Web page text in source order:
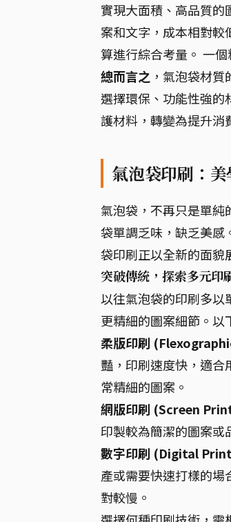
實現大面積、高品質
案和文字，成本相對
算進行綜合考量。 一
總而言之 ，氣泡袋材
選擇環保、功能性強的
護材料，轉變為提升消
氣泡袋印刷：
氣泡袋，不再只是單
袋單調乏味，缺乏美感
袋印刷正以全新的面貌
突破傳統，探索多元印
以往氣泡袋的印刷多以
更精細的圖案細節。以
柔版印刷
豔，印刷速度快，適
常精細的圖案。
網版印刷 (Screen
印製較為簡潔的圖案或
數字印刷 (Digital
產或需要快速打樣的
對較慢。